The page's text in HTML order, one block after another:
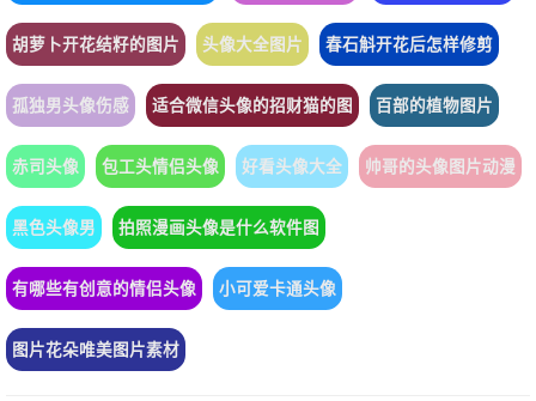
胡萝卜开花结籽的图片 头像大全图片 春石斛开花后怎样修剪
孤独男头像伤感 适合微信头像的招财猫的图 百部的植物图片
赤司头像 包工头情侣头像 好看头像大全 帅哥的头像图片动漫
黑色头像男 拍照漫画头像是什么软件图
有哪些有创意的情侣头像 小可爱卡通头像
图片花朵唯美图片素材